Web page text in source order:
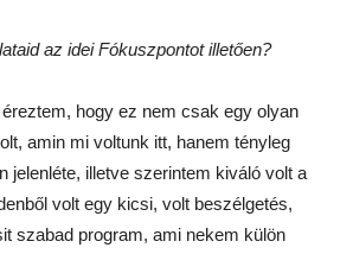
az idei Fókuszpontot illetően?
hogy ez nem csak egy olyan
amin mi voltunk itt, hanem tényleg
jelenléte, illetve szerintem kiváló volt a
volt egy kicsi, volt beszélgetés,
szabad program, ami nekem külön